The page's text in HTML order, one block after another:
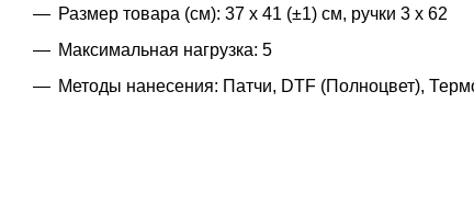
Размер товара (см): 37 х 41 (±1) см, ручки 3 х 62
Максимальная нагрузка: 5
Методы нанесения: Патчи, DTF (Полноцвет),